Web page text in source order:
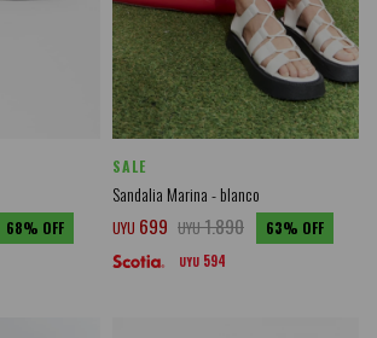
68
SALE
Sandalia Marina - blanco
UYU 699 UYU1.890 63
UYU 594